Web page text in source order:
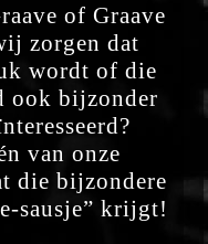
of Graave
zorgen dat
wordt of die
ook bijzonder
van onze
die bijzondere
sausje” krijgt!